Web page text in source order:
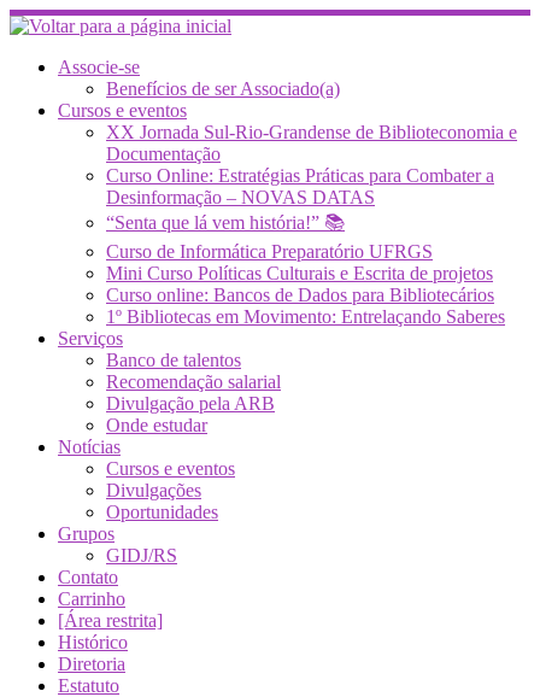
Skip
to
contentAssocie-se
Benefícios de ser Associado(a)
Cursos e eventos
XX Jornada Sul-Rio-Grandense de Biblioteconomia e
Documentação
Curso Online: Estratégias Práticas para Combater a
Desinformação – NOVAS DATAS
“Senta que lá vem história!” 📚
Curso de Informática Preparatório UFRGS
Mini Curso Políticas Culturais e Escrita de projetos
Curso online: Bancos de Dados para Bibliotecários
1º Bibliotecas em Movimento: Entrelaçando Saberes
Serviços
Banco de talentos
Recomendação salarial
Divulgação pela ARB
Onde estudar
Notícias
Cursos e eventos
Divulgações
Oportunidades
Grupos
GIDJ/RS
Contato
Carrinho
[Área restrita]
Histórico
Diretoria
Estatuto